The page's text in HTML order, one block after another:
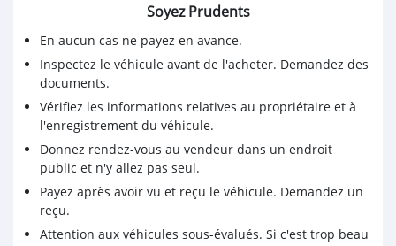
Soyez Prudents
En aucun cas ne payez en avance.
Inspectez le véhicule avant de l'acheter. Demandez des
documents.
Vérifiez les informations relatives au propriétaire et à
l'enregistrement du véhicule.
Donnez rendez-vous au vendeur dans un endroit
public et n'y allez pas seul.
Payez après avoir vu et reçu le véhicule. Demandez un
reçu.
Attention aux véhicules sous-évalués. Si c'est trop beau